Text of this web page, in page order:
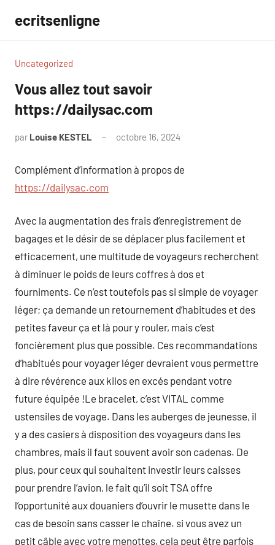
contenu
ecritsenligne
Uncategorized
Vous allez tout savoir
https://dailysac.com
par Louise KESTEL octobre 16, 2024
Complément d’information à propos de
https://dailysac.com
Avec la augmentation des frais d’enregistrement de
bagages et le désir de se déplacer plus facilement et
efficacement, une multitude de voyageurs recherchent
à diminuer le poids de leurs coffres à dos et
fourniments. Ce n’est toutefois pas si simple de voyager
léger; ça demande un retournement d’habitudes et des
petites faveur ça et là pour y rouler, mais c’est
foncièrement plus que possible. Ces recommandations
d’habitués pour voyager léger devraient vous permettre
à dire révérence aux kilos en excés pendant votre
future équipée !Le bracelet, c’est VITAL comme
ustensiles de voyage. Dans les auberges de jeunesse, il
y a des casiers à disposition des voyageurs dans les
chambres, mais il faut souvent avoir son cadenas. De
plus, pour ceux qui souhaitent investir leurs caisses
pour prendre l’avion, le fait qu’il soit TSA offre
l’opportunité aux douaniers d’ouvrir le musette dans le
cas de besoin sans casser le chaîne. si vous avez un
petit câble avec votre menottes, cela peut être parfois